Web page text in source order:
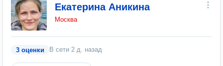
Екатерина Аникина
Москва
3 оценки В сети 2 д. назад